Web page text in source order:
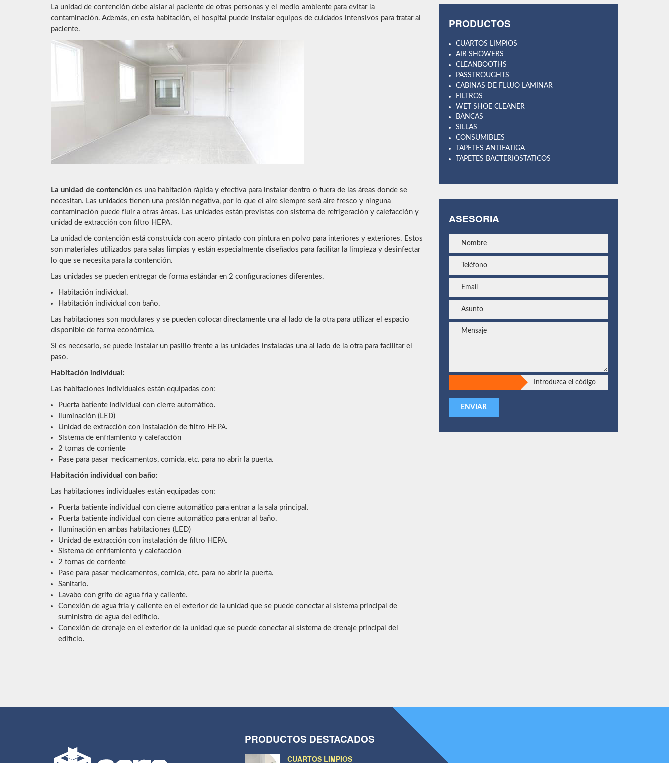
La unidad de contención debe aislar al paciente de otras personas y el medio ambiente para evitar la
contaminación. Además, en esta habitación, el hospital puede instalar equipos de cuidados intensivos para tratar al
paciente.
La unidad de contención es una habitación rápida y efectiva para instalar dentro o fuera de las áreas donde se
necesitan. Las unidades tienen una presión negativa, por lo que el aire siempre será aire fresco y ninguna
contaminación puede fluir a otras áreas. Las unidades están previstas con sistema de refrigeración y calefacción y
unidad de extracción con filtro HEPA.
La unidad de contención está construida con acero pintado con pintura en polvo para interiores y exteriores. Estos
son materiales utilizados para salas limpias y están especialmente diseñados para facilitar la limpieza y desinfectar
lo que se necesita para la contención.
Las unidades se pueden entregar de forma estándar en 2 configuraciones diferentes.
Habitación individual.
Habitación individual con baño.
Las habitaciones son modulares y se pueden colocar directamente una al lado de la otra para utilizar el espacio
disponible de forma económica.
Si es necesario, se puede instalar un pasillo frente a las unidades instaladas una al lado de la otra para facilitar el
paso.
Habitación individual:
Las habitaciones individuales están equipadas con:
Puerta batiente individual con cierre automático.
Iluminación (LED)
Unidad de extracción con instalación de filtro HEPA.
Sistema de enfriamiento y calefacción
2 tomas de corriente
Pase para pasar medicamentos, comida, etc. para no abrir la puerta.
Habitación individual con baño:
Las habitaciones individuales están equipadas con:
Puerta batiente individual con cierre automático para entrar a la sala principal.
Puerta batiente individual con cierre automático para entrar al baño.
Iluminación en ambas habitaciones (LED)
Unidad de extracción con instalación de filtro HEPA.
Sistema de enfriamiento y calefacción
2 tomas de corriente
Pase para pasar medicamentos, comida, etc. para no abrir la puerta.
Sanitario.
Lavabo con grifo de agua fría y caliente.
Conexión de agua fría y caliente en el exterior de la unidad que se puede conectar al sistema principal de
suministro de agua del edificio.
Conexión de drenaje en el exterior de la unidad que se puede conectar al sistema de drenaje principal del
edificio.
PRODUCTOS
CUARTOS LIMPIOS
AIR SHOWERS
CLEANBOOTHS
PASSTROUGHTS
CABINAS DE FLUJO LAMINAR
FILTROS
WET SHOE CLEANER
BANCAS
SILLAS
CONSUMIBLES
TAPETES ANTIFATIGA
TAPETES BACTERIOSTATICOS
ASESORIA
PRODUCTOS DESTACADOS
CUARTOS LIMPIOS